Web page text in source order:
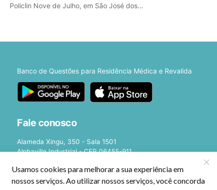
Policlin Nove de Julho, em São José dos…
Banco de Questões para Residência Médica e Revalida
Fale conosco
Alameda Xingu, 350 - Sala 1501
Alphaville Industrial - CEP 06455-911
E-mail:[email protected]